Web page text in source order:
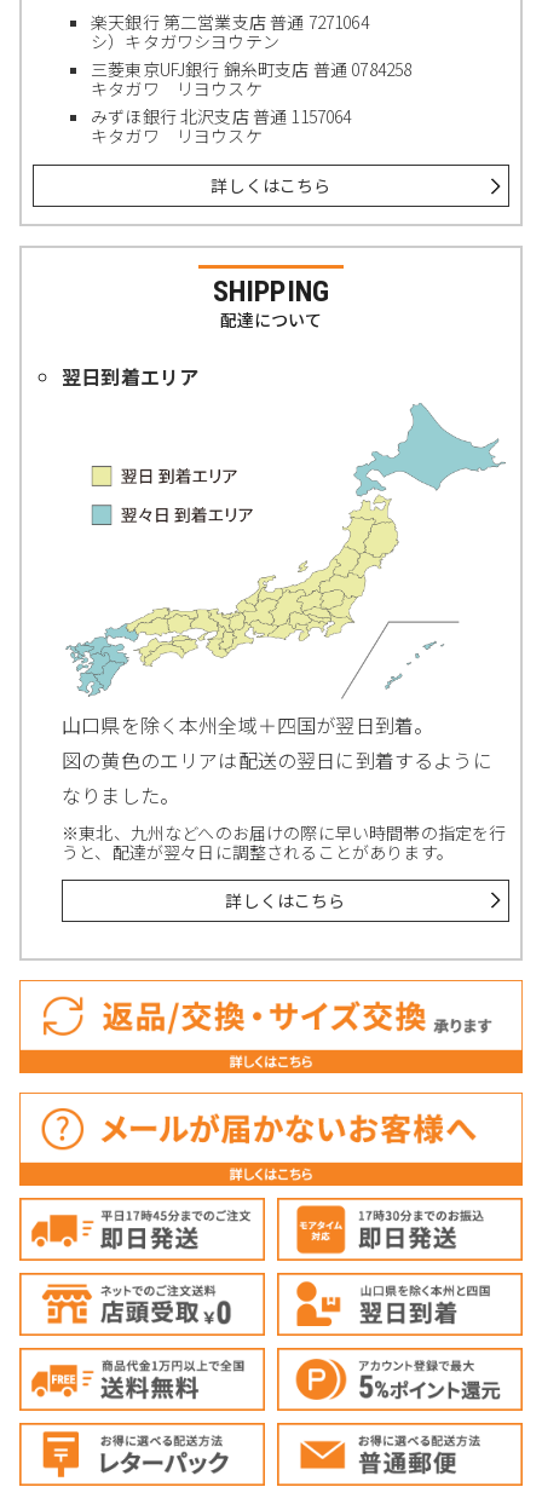
楽天銀行 第二営業支店 普通 7271064
シ）キタガワシヨウテン
三菱東京UFJ銀行 錦糸町支店 普通 0784258
キタガワ リヨウスケ
みずほ銀行 北沢支店 普通 1157064
キタガワ リヨウスケ
詳しくはこちら
SHIPPING
配達について
翌日到着エリア
山口県を除く本州全域＋四国が翌日到着。
図の黄色のエリアは配送の翌日に到着するように
なりました。
※東北、九州などへのお届けの際に早い時間帯の指定を行
うと、配達が翌々日に調整されることがあります。
詳しくはこちら